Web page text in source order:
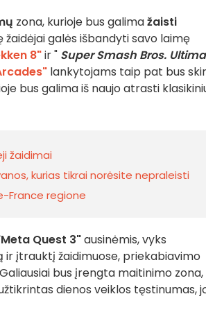
zona, kurioje bus galimažaisti
žaidėjai galės išbandyti savo laimę
8"ir " Super Smash Bros.
lankytojams taip pat bus
bus galima iš naujo atrasti
žaidimai
kurias tikrai norėsite nepraleisti
France regione
Quest 3"ausinėmis, vyks
įtrauktį žaidimuose, priekabiavimo
bus įrengta maitinimo zona,
dienos veiklos tęstinumas,